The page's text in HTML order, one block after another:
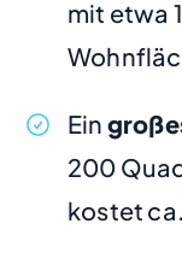
mit etwa
Ein
200
kostet